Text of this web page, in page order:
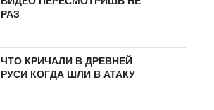
РАЗ
ЧТО КРИЧАЛИ В ДРЕВНЕЙ
РУСИ КОГДА ШЛИ В АТАКУ